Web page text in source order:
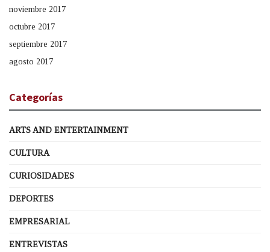
noviembre 2017
octubre 2017
septiembre 2017
agosto 2017
Categorías
ARTS AND ENTERTAINMENT
CULTURA
CURIOSIDADES
DEPORTES
EMPRESARIAL
ENTREVISTAS